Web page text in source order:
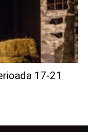
17-21